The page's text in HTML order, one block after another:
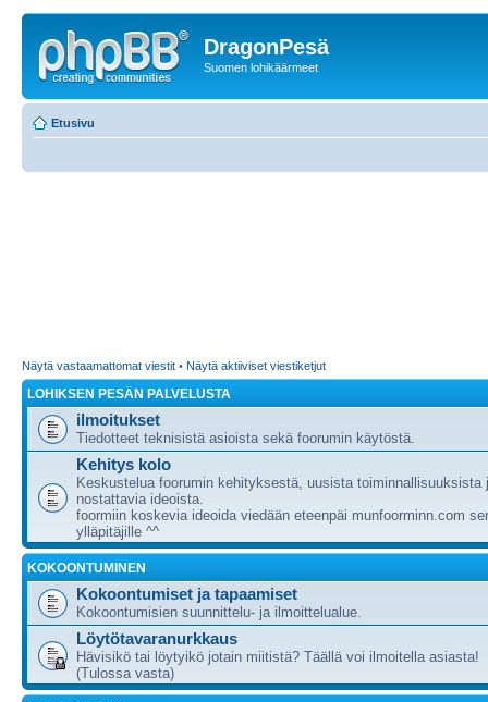
DragonPesä
Suomen lohikäärmeet
Etusivu
Näytä vastaamattomat viestit • Näytä aktiiviset viestiketjut
LOHIKSEN PESÄN PALVELUSTA
ilmoitukset
Tiedotteet teknisistä asioista sekä foorumin käytöstä.
Kehitys kolo
Keskustelua foorumin kehityksestä, uusista toiminnallisuuksista
nostattavia ideoista.
foormiin koskevia ideoida viedään eteenpäi munfoorminn.com
ylläpitäjille ^^
KOKOONTUMINEN
Kokoontumiset ja tapaamiset
Kokoontumisien suunnittelu- ja ilmoittelualue.
Löytötavaranurkkaus
Hävisikö tai löytyikö jotain miitistä? Täällä voi ilmoitella asiasta!
(Tulossa vasta)